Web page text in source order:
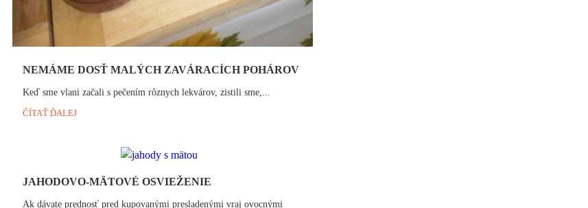
NEMÁME DOSŤ MALÝCH ZAVÁRACÍCH POHÁROV
Keď sme vlani začali s pečením rôznych lekvárov, zistili sme,...
ČÍTAŤ ĎALEJ
JAHODOVO-MÄTOVÉ OSVIEŽENIE
Ak dávate prednosť pred kupovanými presladenými vraj ovocnými